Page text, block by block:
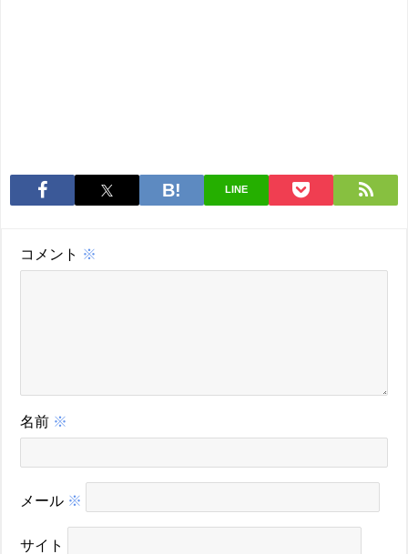
LINE
コメント ※
名前 ※
メール ※
サイト